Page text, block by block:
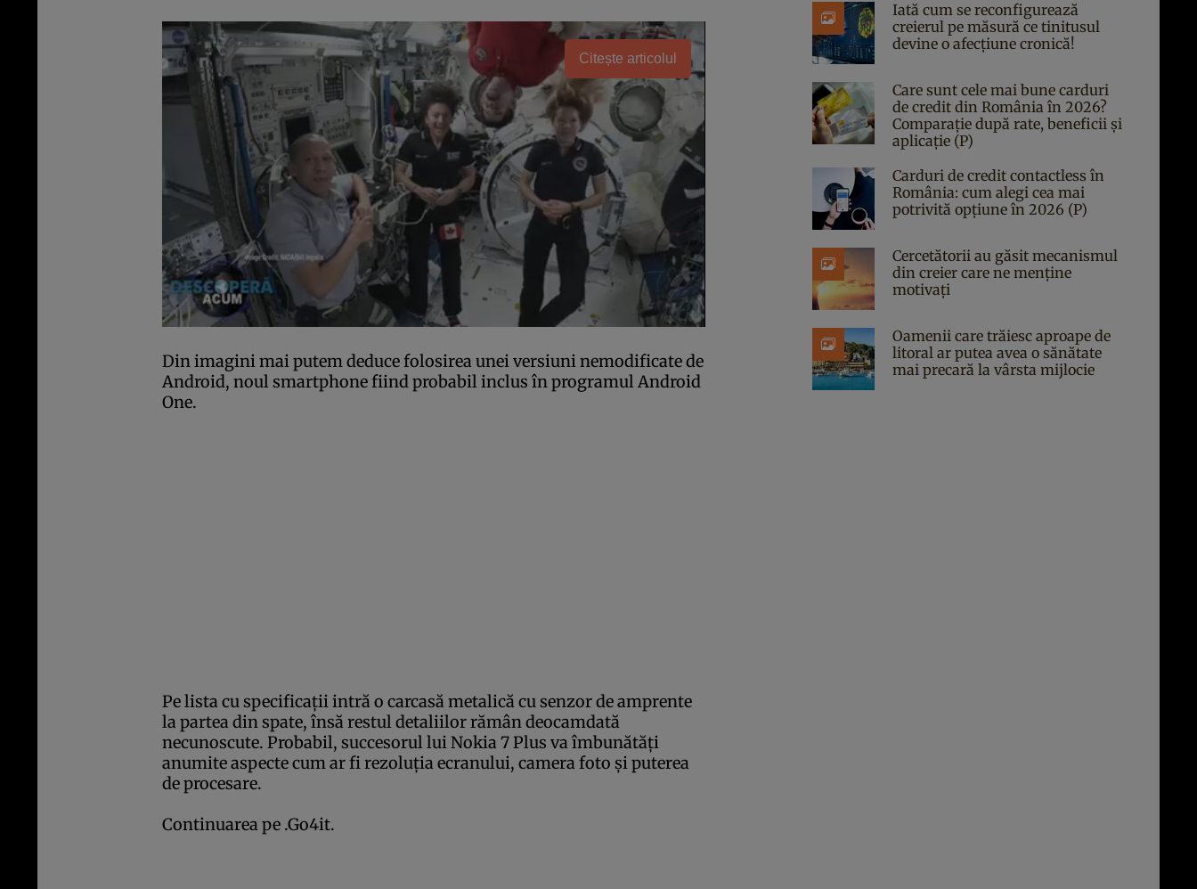
Citește articolul
Din imagini mai putem deduce folosirea unei versiuni nemodificate de
Android, noul smartphone fiind probabil inclus în programul Android
One.
Pe lista cu specificaţii intră o carcasă metalică cu senzor de amprente
la partea din spate, însă restul detaliilor rămân deocamdată
necunoscute. Probabil, succesorul lui Nokia 7 Plus va îmbunătăţi
anumite aspecte cum ar fi rezoluţia ecranului, camera foto şi puterea
de procesare.
Continuarea pe .Go4it.
Iată cum se reconfigurează
creierul pe măsură ce tinitusul
devine o afecțiune cronică!
Care sunt cele mai bune carduri
de credit din România în 2026?
Comparație după rate, beneficii și
aplicație (P)
Carduri de credit contactless în
România: cum alegi cea mai
potrivită opțiune în 2026 (P)
Cercetătorii au găsit mecanismul
din creier care ne menține
motivați
Oamenii care trăiesc aproape de
litoral ar putea avea o sănătate
mai precară la vârsta mijlocie